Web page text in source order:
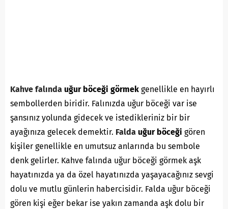
Kahve falında uğur böceği görmek genellikle en hayırlı
sembollerden biridir. Falınızda uğur böceği var ise
şansınız yolunda gidecek ve istedikleriniz bir bir
ayağınıza gelecek demektir. Falda uğur böceği gören
kişiler genellikle en umutsuz anlarında bu sembole
denk gelirler. Kahve falında uğur böceği görmek aşk
hayatınızda ya da özel hayatınızda yaşayacağınız sevgi
dolu ve mutlu günlerin habercisidir. Falda uğur böceği
gören kişi eğer bekar ise yakın zamanda aşk dolu bir